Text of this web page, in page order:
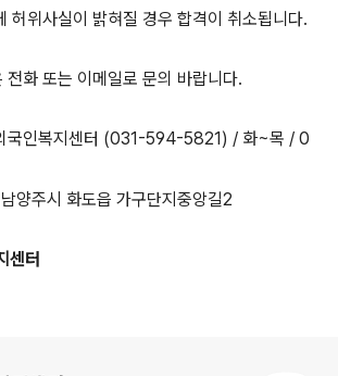
허위사실이 밝혀질 경우 합격이 취소됩니다.
전화 또는 이메일로 문의 바랍니다.
국인복지센터 (031-594-5821) / 화~목 / 0
양주시 화도읍 가구단지중앙길2
센터